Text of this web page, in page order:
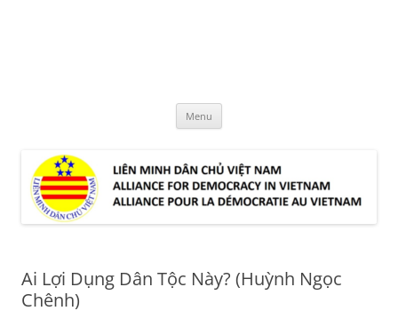
Menu
Ai Lợi Dụng Dân Tộc Này? (Huỳnh Ngọc
Chênh)